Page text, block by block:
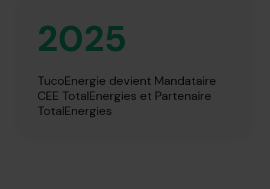
2025
TucoEnergie devient Mandataire
CEE TotalEnergies et Partenaire
TotalEnergies